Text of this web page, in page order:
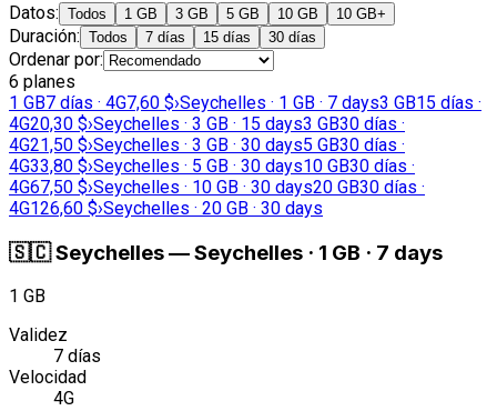
Datos: Todos 1 GB 3 GB 5 GB 10 GB 10 GB+
Duración: Todos 7 días 15 días 30 días
Ordenar por:
6 planes
1 GB7 días · 4G7,60 $›Seychelles · 1 GB · 7 days3 GB15 días ·
4G20,30 $›Seychelles · 3 GB · 15 days3 GB30 días ·
4G21,50 $›Seychelles · 3 GB · 30 days5 GB30 días ·
4G33,80 $›Seychelles · 5 GB · 30 days10 GB30 días ·
4G67,50 $›Seychelles · 10 GB · 30 days20 GB30 días ·
4G126,60 $›Seychelles · 20 GB · 30 days
🇸🇨Seychelles—Seychelles · 1 GB · 7 days
1 GB
Validez
7 días
Velocidad
4G